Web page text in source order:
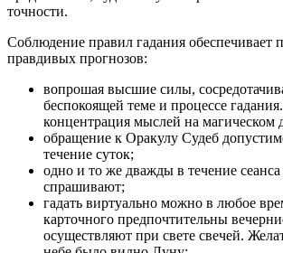
точности.
Соблюдение правил гадания обеспечивает
правдивых прогнозов:
вопрошая высшие силы,
беспокоящей теме и процессе
концентрация мыслей на магическом
обращение к Оракулу Судеб
течение суток;
одно и то же дважды в течение
спрашивают;
гадать виртуально можно в любое
карточного предпочтительны
осуществляют при свете свечей.